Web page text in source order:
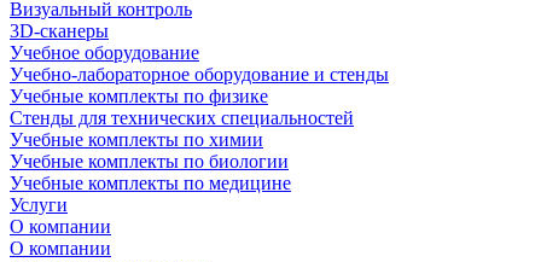
Визуальный контроль
3D-сканеры
Учебное оборудование
Учебно-лабораторное оборудование и стенды
Учебные комплекты по физике
Стенды для технических специальностей
Учебные комплекты по химии
Учебные комплекты по биологии
Учебные комплекты по медицине
Услуги
О компании
О компании